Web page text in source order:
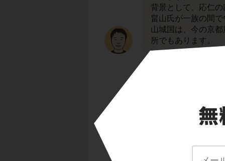
背景として、応仁
畠山氏が一族の間
山城国は、今の京
所でもあります。
山城の国
そして、この後８